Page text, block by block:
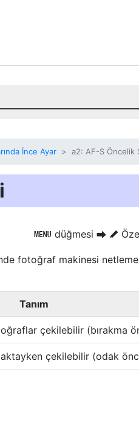
İnce Ayar a2: AF-S Öncelik
G düğmesi U A
fotoğraf makinesi
Tanım
çekilebilir (bırakma
çekilebilir (odak